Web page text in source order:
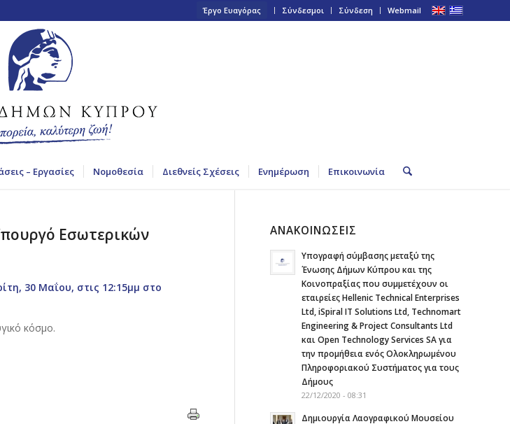
Έργο Ευαγόρας Σύνδεσμοι Σύνδεση Webmail
– Εργασίες Νομοθεσία Διεθνείς Σχέσεις Ενημέρωση Επικοινωνία
Εσωτερικών
30 Μαΐου, στις 12:15μμ στο
κόσμο.
ΑΝΑΚΟΙΝΩΣΕΙΣ
Υπογραφή σύμβασης μεταξύ της
Ένωσης Δήμων Κύπρου και της
Κοινοπραξίας που συμμετέχουν οι
εταιρείες Hellenic Technical Enterprises
Ltd, iSpiral IT Solutions Ltd, Technomart
Engineering & Project Consultants Ltd
και Open Technology Services SA για
την προμήθεια ενός Ολοκληρωμένου
Πληροφοριακού Συστήματος για τους
Δήμους
22/12/2020 - 08:31
Δημιουργία Λαογραφικού Μουσείου